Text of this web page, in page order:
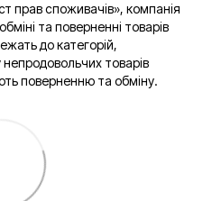
прав споживачів», компанія
та поверненні товарів
до категорій,
товарів
поверненню та обміну.